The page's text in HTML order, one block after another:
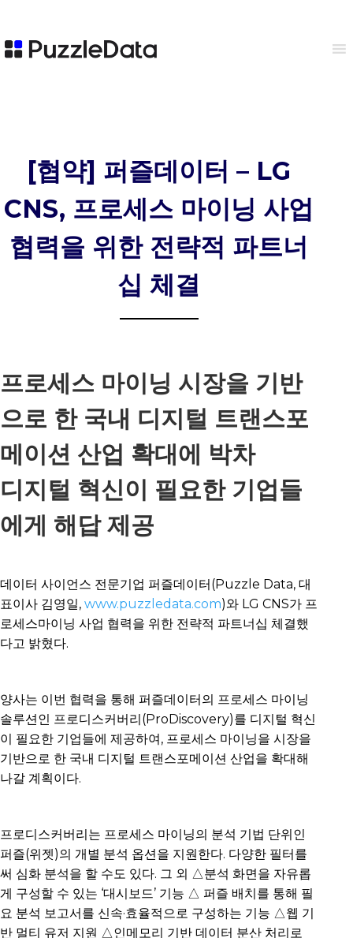
[협약] 퍼즐데이터 – LG
CNS, 프로세스 마이닝 사업
협력을 위한 전략적 파트너
십 체결
프로세스 마이닝 시장을 기반
으로 한 국내 디지털 트랜스포
메이션 산업 확대에 박차
디지털 혁신이 필요한 기업들
에게 해답 제공
데이터 사이언스 전문기업 퍼즐데이터(Puzzle Data, 대
표이사 김영일, www.puzzledata.com)와 LG CNS가 프
로세스마이닝 사업 협력을 위한 전략적 파트너십 체결했
다고 밝혔다.
양사는 이번 협력을 통해 퍼즐데이터의 프로세스 마이닝
솔루션인 프로디스커버리(ProDiscovery)를 디지털 혁신
이 필요한 기업들에 제공하여, 프로세스 마이닝을 시장을
기반으로 한 국내 디지털 트랜스포메이션 산업을 확대해
나갈 계획이다.
프로디스커버리는 프로세스 마이닝의 분석 기법 단위인
퍼즐(위젯)의 개별 분석 옵션을 지원한다. 다양한 필터를
써 심화 분석을 할 수도 있다. 그 외 △분석 화면을 자유롭
게 구성할 수 있는 ‘대시보드’ 기능 △ 퍼즐 배치를 통해 필
요 분석 보고서를 신속·효율적으로 구성하는 기능 △웹 기
반 멀티 유저 지원 △인메모리 기반 데이터 분산 처리로